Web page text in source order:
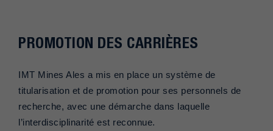
PROMOTION DES CARRIÈRES
IMT Mines Ales a mis en place un système de
titularisation et de promotion pour ses personnels de
recherche, avec une démarche dans laquelle
l’interdisciplinarité est reconnue.